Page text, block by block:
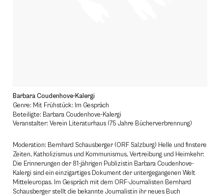
Barbara Coudenhove-Kalergi
Genre: Mit Frühstück: Im Gespräch
Beteiligte: Barbara Coudenhove-Kalergi
Veranstalter: Verein Literaturhaus (75 Jahre Bücherverbrennung)
Moderation: Bernhard Schausberger (ORF Salzburg) Helle und finstere
Zeiten, Katholizismus und Kommunismus, Vertreibung und Heimkehr:
Die Erinnerungen der 81-jährigen Publizistin Barbara Coudenhove-
Kalergi sind ein einzigartiges Dokument der untergegangenen Welt
Mitteleuropas. Im Gespräch mit dem ORF-Journalisten Bernhard
Schausberger stellt die bekannte Journalistin ihr neues Buch